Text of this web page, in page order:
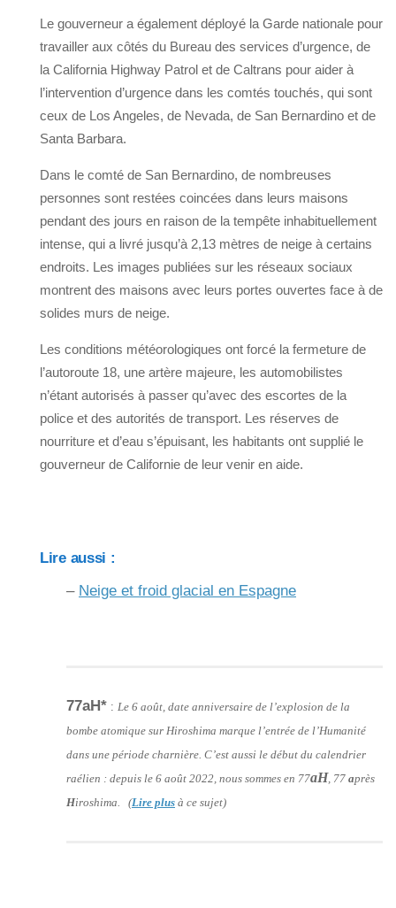
Le gouverneur a également déployé la Garde nationale pour
travailler aux côtés du Bureau des services d’urgence, de
la California Highway Patrol et de Caltrans pour aider à
l’intervention d’urgence dans les comtés touchés, qui sont
ceux de Los Angeles, de Nevada, de San Bernardino et de
Santa Barbara.
Dans le comté de San Bernardino, de nombreuses
personnes sont restées coincées dans leurs maisons
pendant des jours en raison de la tempête inhabituellement
intense, qui a livré jusqu’à 2,13 mètres de neige à certains
endroits. Les images publiées sur les réseaux sociaux
montrent des maisons avec leurs portes ouvertes face à de
solides murs de neige.
Les conditions météorologiques ont forcé la fermeture de
l’autoroute 18, une artère majeure, les automobilistes
n’étant autorisés à passer qu’avec des escortes de la
police et des autorités de transport. Les réserves de
nourriture et d’eau s’épuisant, les habitants ont supplié le
gouverneur de Californie de leur venir en aide.
Lire aussi :
– Neige et froid glacial en Espagne
77aH* : Le 6 août, date anniversaire de l’explosion de la
bombe atomique sur Hiroshima marque l’entrée de l’Humanité
dans une période charnière. C’est aussi le début du calendrier
raélien : depuis le 6 août 2022, nous sommes en 77aH, 77 après
Hiroshima. (Lire plus à ce sujet)